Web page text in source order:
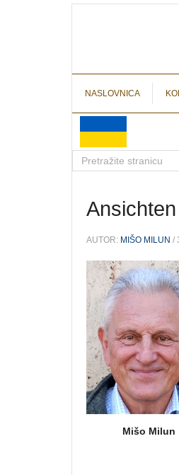
NASLOVNICA
AUTOR: MIŠO MILUN /
Mišo Milun